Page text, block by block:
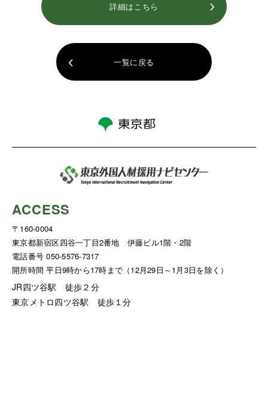
詳細はこちら
一覧に戻る
ACCESS
〒160-0004
東京都新宿区四谷一丁目2番地 伊藤ビル1階・2階
電話番号 050-5576-7317
開所時間 平日9時から17時まで（12月29日～1月3日を除く）
JR四ツ谷駅 徒歩２分
東京メトロ四ツ谷駅 徒歩１分